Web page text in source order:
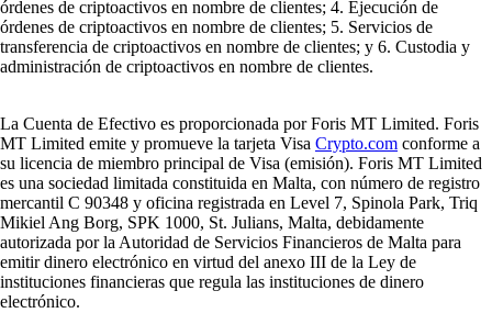
órdenes de criptoactivos en nombre de clientes; 4. Ejecución de
órdenes de criptoactivos en nombre de clientes; 5. Servicios de
transferencia de criptoactivos en nombre de clientes; y 6. Custodia y
administración de criptoactivos en nombre de clientes.
La Cuenta de Efectivo es proporcionada por Foris MT Limited. Foris
MT Limited emite y promueve la tarjeta Visa Crypto.com conforme a
su licencia de miembro principal de Visa (emisión). Foris MT Limited
es una sociedad limitada constituida en Malta, con número de registro
mercantil C 90348 y oficina registrada en Level 7, Spinola Park, Triq
Mikiel Ang Borg, SPK 1000, St. Julians, Malta, debidamente
autorizada por la Autoridad de Servicios Financieros de Malta para
emitir dinero electrónico en virtud del anexo III de la Ley de
instituciones financieras que regula las instituciones de dinero
electrónico.